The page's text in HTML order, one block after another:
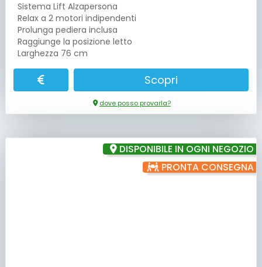
Sistema Lift Alzapersona
Relax a 2 motori indipendenti
Prolunga pediera inclusa
Raggiunge la posizione letto
Larghezza 76 cm
Scopri
dove posso provarla?
DISPONIBILE IN OGNI NEGOZIO
PRONTA CONSEGNA